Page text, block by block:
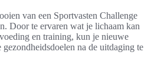
van een Sportvasten Challenge
Door te ervaren wat je lichaam kan
en training, kun je nieuwe
na de uitdaging te